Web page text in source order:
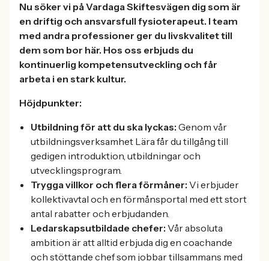
Nu söker vi på Vardaga Skiftesvägen dig som är
en driftig och ansvarsfull fysioterapeut. I team
med andra professioner ger du livskvalitet till
dem som bor här. Hos oss erbjuds du
kontinuerlig kompetensutveckling och får
arbeta i en stark kultur.
Höjdpunkter:
Utbildning för att du ska lyckas: Genom vår
utbildningsverksamhet Lära får du tillgång till
gedigen introduktion, utbildningar och
utvecklingsprogram.
Trygga villkor och flera förmåner: Vi erbjuder
kollektivavtal och en förmånsportal med ett stort
antal rabatter och erbjudanden.
Ledarskapsutbildade chefer: Vår absoluta
ambition är att alltid erbjuda dig en coachande
och stöttande chef som jobbar tillsammans med